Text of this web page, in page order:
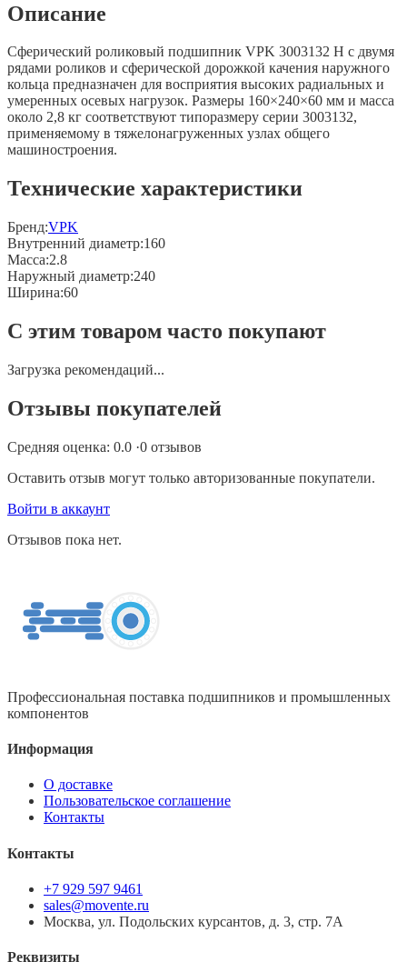
Описание
Сферический роликовый подшипник VPK 3003132 Н с двумя
рядами роликов и сферической дорожкой качения наружного
кольца предназначен для восприятия высоких радиальных и
умеренных осевых нагрузок. Размеры 160×240×60 мм и масса
около 2,8 кг соответствуют типоразмеру серии 3003132,
применяемому в тяжелонагруженных узлах общего
машиностроения.
Технические характеристики
Бренд:VPK
Внутренний диаметр:160
Масса:2.8
Наружный диаметр:240
Ширина:60
С этим товаром часто покупают
Загрузка рекомендаций...
Отзывы покупателей
Средняя оценка: 0.0 ·0 отзывов
Оставить отзыв могут только авторизованные покупатели.
Войти в аккаунт
Отзывов пока нет.
Профессиональная поставка подшипников и промышленных
компонентов
Информация
О доставке
Пользовательское соглашение
Контакты
Контакты
+7 929 597 9461
sales@movente.ru
Москва, ул. Подольских курсантов, д. 3, стр. 7А
Реквизиты